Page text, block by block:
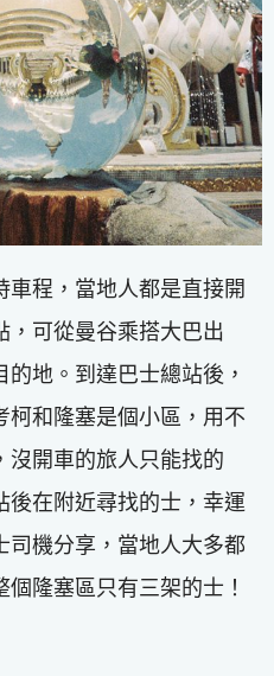
程，當地人都是直接開
，可從曼谷乘搭大巴出
地。到達巴士總站後，
柯和隆塞是個小區，用不
沒開車的旅人只能找的
後在附近尋找的士，幸運
司機分享，當地人大多都
隆塞區只有三架的士！